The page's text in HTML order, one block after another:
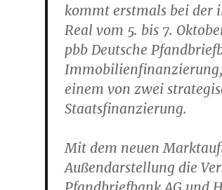
kommt erstmals bei der
Real vom 5. bis 7.
pbb Deutsche
Immobilienfinanzierung,
einem von zwei
Staatsfinanzierung.
Mit dem neuen
Außendarstellung die